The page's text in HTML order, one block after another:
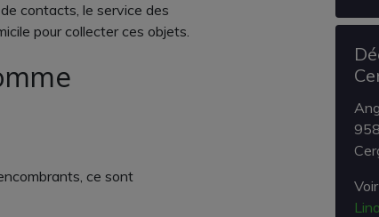
contacts, le service des
pour collecter ces objets.
ce sont